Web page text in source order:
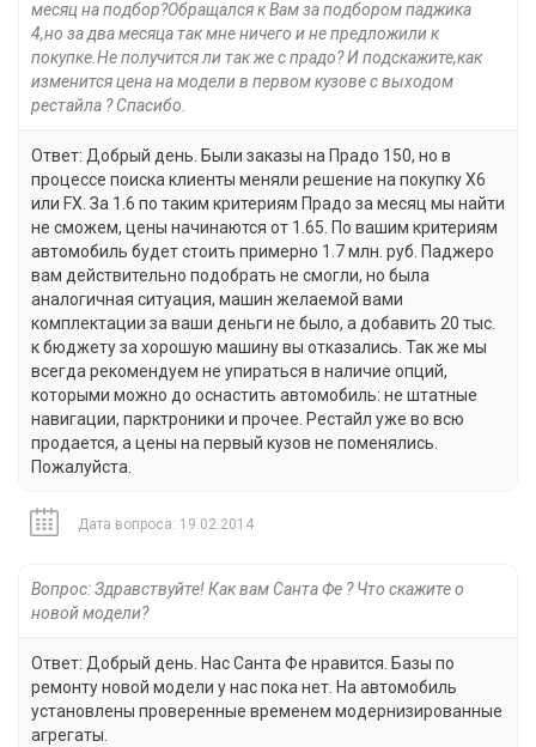
месяц на подбор?Обращался к Вам за подбором паджика
4,но за два месяца так мне ничего и не предложили к
покупке.Не получится ли так же с прадо? И подскажите,как
изменится цена на модели в первом кузове с выходом
рестайла ? Спасибо.
Ответ: Добрый день. Были заказы на Прадо 150, но в
процессе поиска клиенты меняли решение на покупку Х6
или FX. За 1.6 по таким критериям Прадо за месяц мы найти
не сможем, цены начинаются от 1.65. По вашим критериям
автомобиль будет стоить примерно 1.7 млн. руб. Паджеро
вам действительно подобрать не смогли, но была
аналогичная ситуация, машин желаемой вами
комплектации за ваши деньги не было, а добавить 20 тыс.
к бюджету за хорошую машину вы отказались. Так же мы
всегда рекомендуем не упираться в наличие опций,
которыми можно до оснастить автомобиль: не штатные
навигации, парктроники и прочее. Рестайл уже во всю
продается, а цены на первый кузов не поменялись.
Пожалуйста.
Дата вопроса: 19.02.2014
Вопрос: Здравствуйте! Как вам Санта Фе ? Что скажите о
новой модели?
Ответ: Добрый день. Нас Санта Фе нравится. Базы по
ремонту новой модели у нас пока нет. На автомобиль
установлены проверенные временем модернизированные
агрегаты.